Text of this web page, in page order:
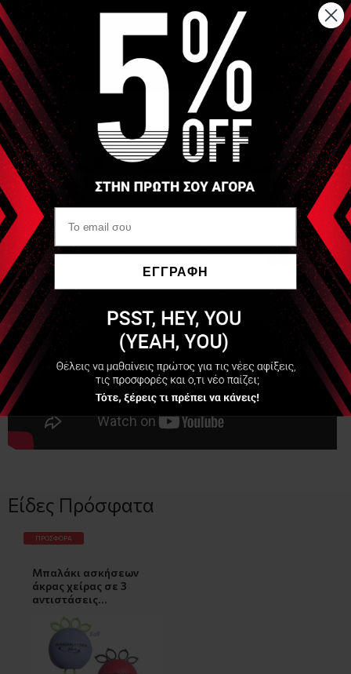
(εκτείνοντες).
Διαθέσιμο σε τρείς σκληρότητες :
* Μαλακό - Γαλάζιο
* Μεσαίο - Κόκκινο
* Σκληρό - Πορτοκαλί
Δείτε το βίντεο επίδειξης
Είδες Πρόσφατα
Μπαλάκι ασκήσεων
άκρας χείρας σε 3
αντιστάσεις
ΠΡΟΣΦΟΡΆ
ΕΓΓΡΑΦΗ